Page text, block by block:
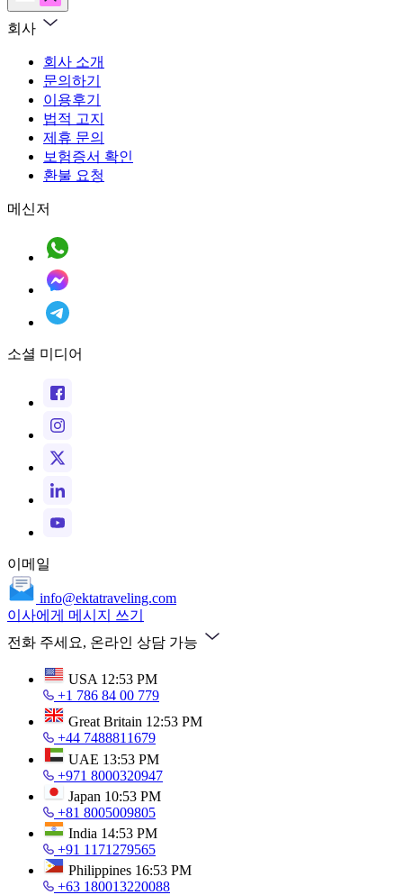
회사
회사 소개
문의하기
이용후기
법적 고지
제휴 문의
보험증서 확인
환불 요청
메신저
소셜 미디어
이메일
info@ektatraveling.com
이사에게 메시지 쓰기
전화 주세요, 온라인 상담 가능
USA 12:53 PM
+1 786 84 00 779
Great Britain 12:53 PM
+44 7488811679
UAE 13:53 PM
+971 8000320947
Japan 10:53 PM
+81 8005009805
India 14:53 PM
+91 1171279565
Philippines 16:53 PM
+63 180013220088